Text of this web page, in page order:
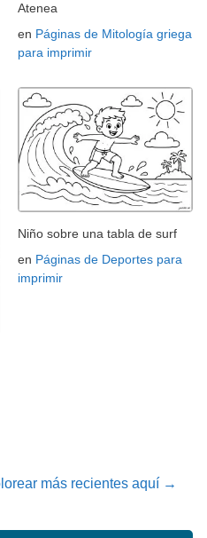
Atenea
en Páginas de Mitología griega
para imprimir
Niño sobre una tabla de surf
en Páginas de Deportes para
imprimir
más recientes aquí →